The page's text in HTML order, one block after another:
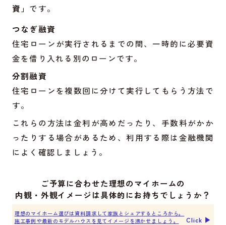
資」 です。
つなぎ融資
住宅ローンが実行されるまでの間、一時的に必要資
金を借り入れる別のローンです。
分割融資
住宅ローンを複数回に分けて実行してもらう方法で
す。
これらの方法は金利が高めだったり、手数料がかか
ったりする場合があるため、利用する際は金融機関
によく確認しましょう。
ご予算に合わせた理想のマイホームの
内観・外観イメージは具体的にお持ちでしょうか？
理想のマイホーム選びは資料請求して家族とシェアするところから。
施工事例や最新のモデルハウスを見てイメージを沸かせましょう。
Click ▶︎